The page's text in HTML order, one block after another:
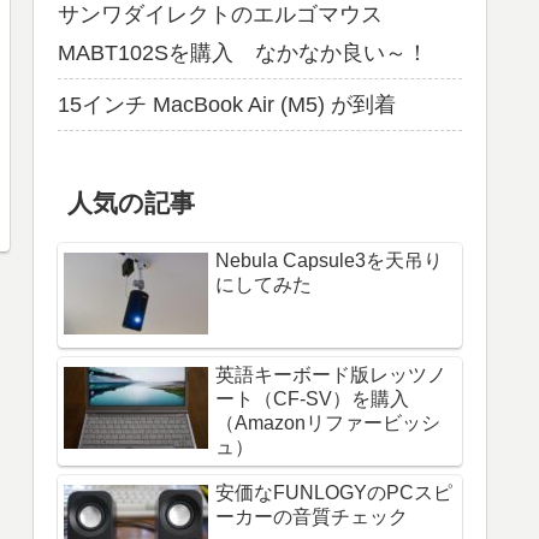
サンワダイレクトのエルゴマウス
MABT102Sを購入 なかなか良い～！
15インチ MacBook Air (M5) が到着
人気の記事
Nebula Capsule3を天吊り
にしてみた
英語キーボード版レッツノ
ート（CF-SV）を購入
（Amazonリファービッシ
ュ）
安価なFUNLOGYのPCスピ
ーカーの音質チェック